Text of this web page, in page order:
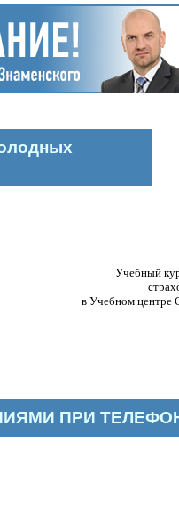
Учебный
в Учебном центре
ПРИ